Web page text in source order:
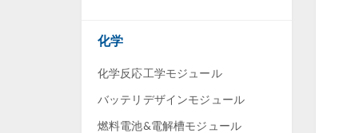
化学
化学反応工学モジュール
バッテリデザインモジュール
燃料電池&電解槽モジュール